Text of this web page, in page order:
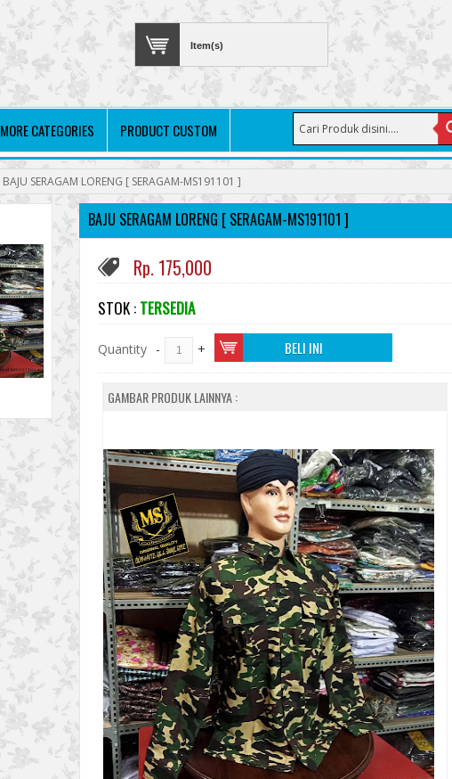
Item(s)
MORE CATEGORIES PRODUCT CUSTOM
BAJU SERAGAM LORENG [ SERAGAM-MS191101 ]
BAJU SERAGAM LORENG [ SERAGAM-MS191101 ]
Rp. 175,000
STOK : TERSEDIA
Quantity - + BELI INI
GAMBAR PRODUK LAINNYA :